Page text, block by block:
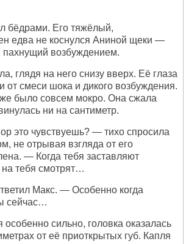
бёдрами. Его тяжёлый,
едва не коснулся Аниной щеки —
пахнущий возбуждением.
глядя на него снизу вверх. Её глаза
от смеси шока и дикого возбуждения.
было совсем мокро. Она сжала
ни на сантиметр.
это чувствуешь? — тихо спросила
не отрывая взгляда от его
— Когда тебя заставляют
на тебя смотрят…
Макс. — Особенно когда
сейчас…
особенно сильно, головка оказалась
от её приоткрытых губ. Капля